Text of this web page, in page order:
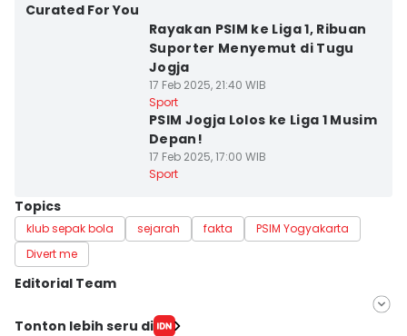
Curated For You
Rayakan PSIM ke Liga 1, Ribuan
Suporter Menyemut di Tugu
Jogja
17 Feb 2025, 21:40 WIB
Sport
PSIM Jogja Lolos ke Liga 1 Musim
Depan!
17 Feb 2025, 17:00 WIB
Sport
Topics
klub sepak bola sejarah fakta
PSIM Yogyakarta
Divert me
Editorial Team
Editor
Tonton lebih seru di